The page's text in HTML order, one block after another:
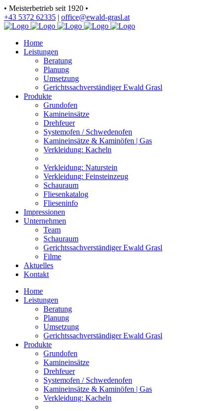
• Meisterbetrieb seit 1920 •
+43 5372 62335 | office@ewald-grasl.at
Home
Leistungen
Beratung
Planung
Umsetzung
Gerichtssachverständiger Ewald Grasl
Produkte
Grundofen
Kamineinsätze
Drehfeuer
Systemofen / Schwedenofen
Kamineinsätze & Kaminöfen | Gas
Verkleidung: Kacheln
Verkleidung: Naturstein
Verkleidung: Feinsteinzeug
Schauraum
Fliesenkatalog
Flieseninfo
Impressionen
Unternehmen
Team
Schauraum
Gerichtssachverständiger Ewald Grasl
Filme
Aktuelles
Kontakt
Home
Leistungen
Beratung
Planung
Umsetzung
Gerichtssachverständiger Ewald Grasl
Produkte
Grundofen
Kamineinsätze
Drehfeuer
Systemofen / Schwedenofen
Kamineinsätze & Kaminöfen | Gas
Verkleidung: Kacheln